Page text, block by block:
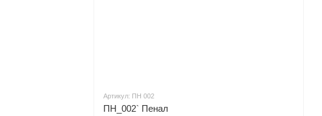
Артикул: ПН 002
ПН_002` Пенал